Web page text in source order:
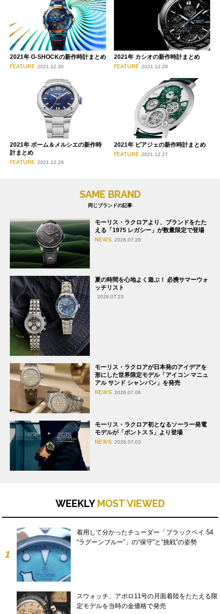
2021年 G-SHOCKの新作時計まとめ
FEATURE 2021.12.30
2021年 カシオの新作時計まとめ
FEATURE 2021.12.29
2021年 ボーム＆メルシエの新作時
計まとめ
FEATURE 2021.12.28
2021年 ピアジェの新作時計まとめ
FEATURE 2021.12.27
SAME BRAND
同じブランドの記事
モーリス・ラクロアより、ブランドをたた
える「1975 レガシー」が数量限定で登場
NEWS 2026.07.28
夏の時間を心地よく遊ぶ！ 必携サマーウォ
ッチリスト
2026.07.23
モーリス・ラクロアが日本発のアイデアを
形にした世界限定モデル「アイコン マニュ
アル サンド シャンパン」を発売
NEWS 2026.07.06
モーリス・ラクロア初となるソーラー発電
モデルが「ポントス S」より登場
NEWS 2026.07.03
WEEKLY MOST VIEWED
1
着用して分かったチューダー「ブラックベイ 54
“ラグーンブルー”」の“保守”と“挑戦”の姿勢
スウォッチ、アポロ11号の月面着陸をたたえる限
定モデルを当時の金価格で発売